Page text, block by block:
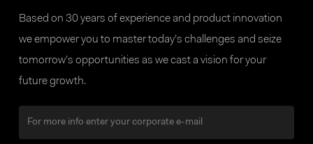
Based on 30 years of experience and product innovation
we empower you to master today’s challenges and seize
tomorrow’s opportunities as we cast a vision for your
future growth.